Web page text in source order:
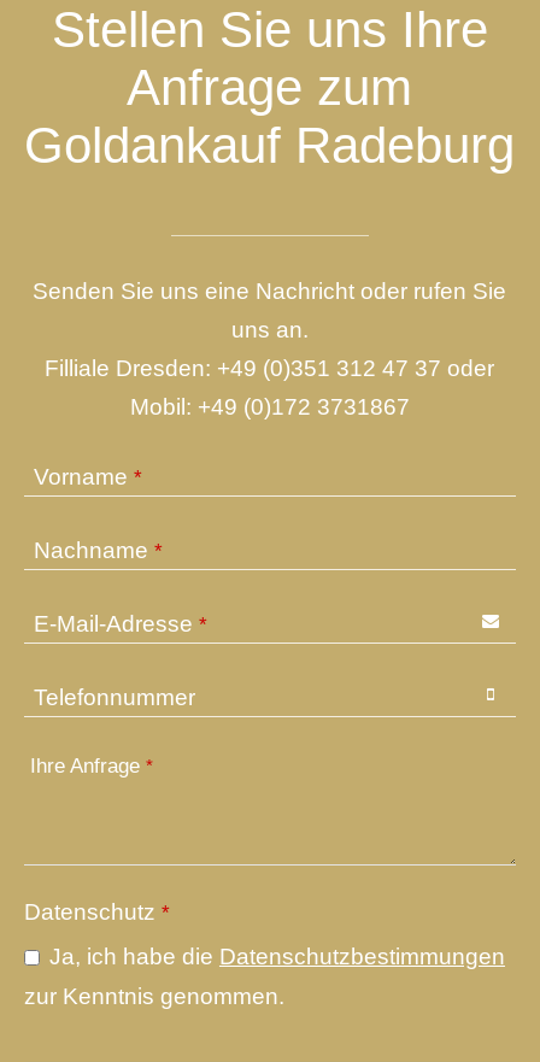
Stellen Sie uns Ihre
Anfrage zum
Goldankauf Radeburg
Senden Sie uns eine Nachricht oder rufen Sie
uns an.
Filliale Dresden: +49 (0)351 312 47 37 oder
Mobil: +49 (0)172 3731867
Contact
Vorname *
Nachname *
E-Mail-Adresse *
Telefonnummer
Ihre Anfrage *
Datenschutz *
Ja, ich habe die Datenschutzbestimmungen
zur Kenntnis genommen.